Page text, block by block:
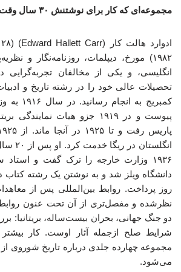
مجموعه‌ای که کار برای نوشتنش ۳۰ سال
۱۹۸۲) مورخ، دیپلمات، روزنامه‌نگار و
انگلیسی، و یکی از مخالفان تجربه‌گرایی
تحصیلات عالی خود را در رشته تاریخ و
کمبریج به
پیوست و در ۱۹۱۹ جزو هیات
۱۹۳۶ وزارت خارجه را ترک گفت و
دانشگاه ویلز شد و به نوشتن یک رشته
روز پرداخت. روابط بین‌المللی پس از
نظرشده و مفصل‌تری از آن تحت عنون روابط
دو جنگ جهانی، بحران بیست‌ساله،
شرایط صلح ازجمله آثار اوست. کار
می‌شود.